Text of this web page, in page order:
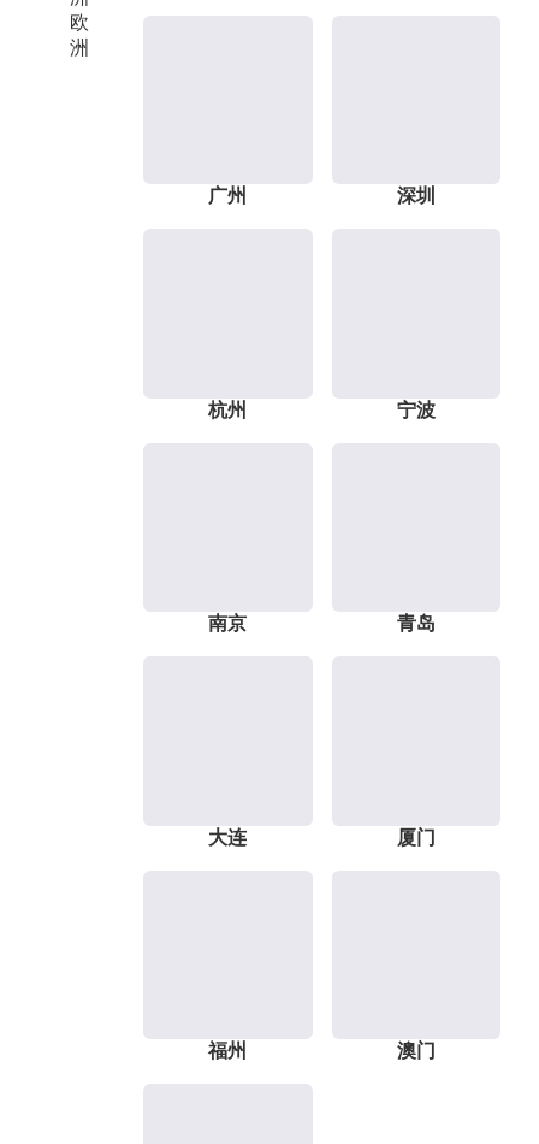
欧
洲
广州 深圳
杭州 宁波
南京 青岛
大连 厦门
福州 澳门